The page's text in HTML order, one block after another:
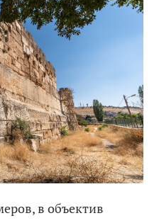
в объектив